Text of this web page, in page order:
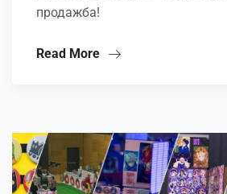
продажба!
Read More